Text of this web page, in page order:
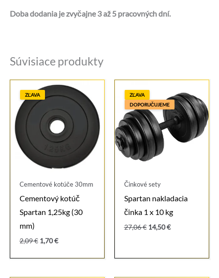
Doba dodania je zvyčajne 3 až 5 pracovných dní.
Súvisiace produkty
ZĽAVA
Cementové kotúče 30mm
Cementový kotúč
Spartan 1,25kg (30
mm)
2,09€ Pôvodná
bola:
1,70€Aktuálna
je:
ZĽAVA
DOPORUČUJEME
Činkové sety
Spartan nakladacia
činka 1 x 10 kg
27,06€ Pôvodná
14,50€Aktuálna